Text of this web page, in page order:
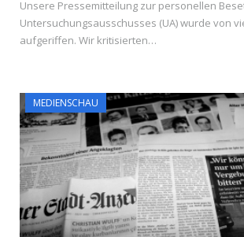
Unsere Pressemitteilung zur personellen
Untersuchungsausschusses (UA) wurde von
aufgeriffen. Wir kritisierten…
MEDIENSCHAU